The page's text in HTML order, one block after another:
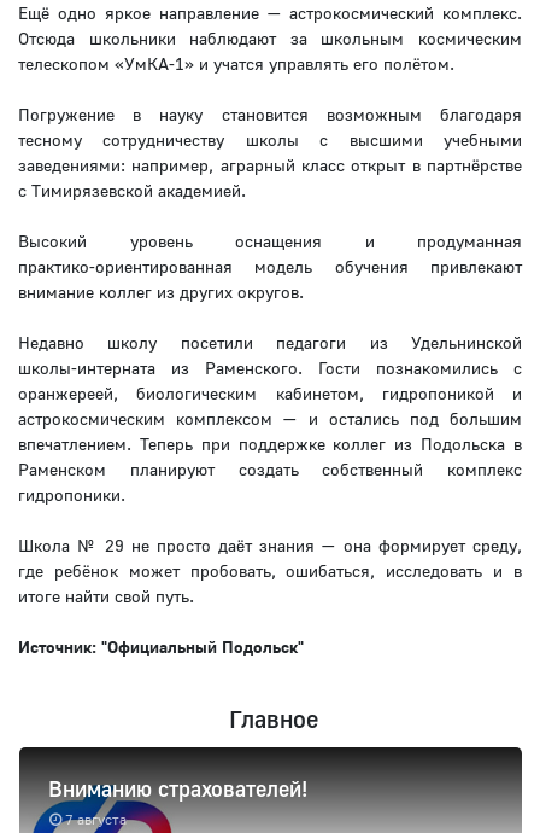
Ещё одно яркое направление — астрокосмический комплекс.
Отсюда школьники наблюдают за школьным космическим
телескопом «УмКА‑1» и учатся управлять его полётом.
Погружение в науку становится возможным благодаря
тесному сотрудничеству школы с высшими учебными
заведениями: например, аграрный класс открыт в партнёрстве
с Тимирязевской академией.
Высокий уровень оснащения и продуманная
практико‑ориентированная модель обучения привлекают
внимание коллег из других округов.
Недавно школу посетили педагоги из Удельнинской
школы‑интерната из Раменского. Гости познакомились с
оранжереей, биологическим кабинетом, гидропоникой и
астрокосмическим комплексом — и остались под большим
впечатлением. Теперь при поддержке коллег из Подольска в
Раменском планируют создать собственный комплекс
гидропоники.
Школа № 29 не просто даёт знания — она формирует среду,
где ребёнок может пробовать, ошибаться, исследовать и в
итоге найти свой путь.
Источник: "Официальный Подольск"
Главное
7 августа
Вниманию страхователей!